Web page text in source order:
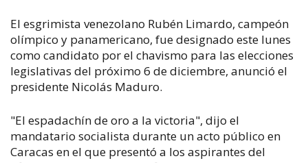
El esgrimista venezolano Rubén Limardo, campeón
olímpico y panamericano, fue designado este lunes
como candidato por el chavismo para las elecciones
legislativas del próximo 6 de diciembre, anunció el
presidente Nicolás Maduro.
"El espadachín de oro a la victoria", dijo el
mandatario socialista durante un acto público en
Caracas en el que presentó a los aspirantes del